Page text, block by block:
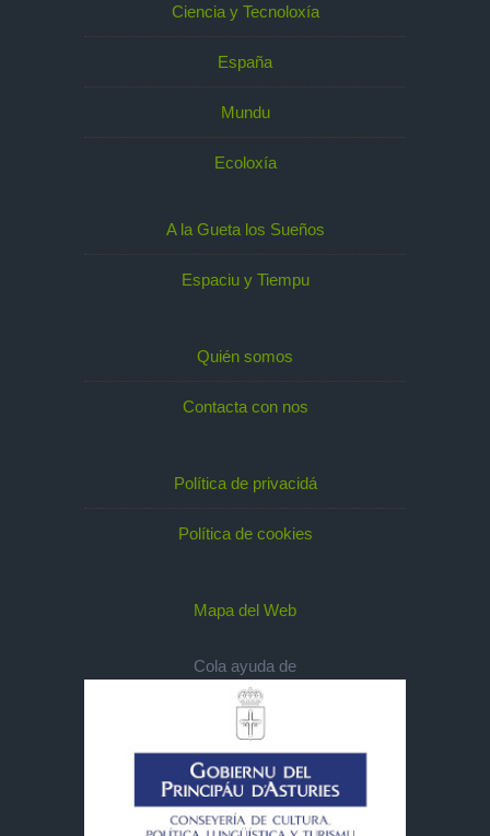
Ciencia y Tecnoloxía
España
Mundu
Ecoloxía
A la Gueta los Sueños
Espaciu y Tiempu
Quién somos
Contacta con nos
Política de privacidá
Política de cookies
Mapa del Web
Cola ayuda de